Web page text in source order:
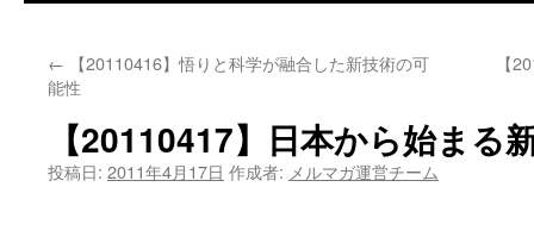
← 【20110416】悟りと科学が融合した新技術の可
能性
【
【20110417】日本から始まる
投稿日: 2011年4月17日 作成者: メルマガ運営チーム